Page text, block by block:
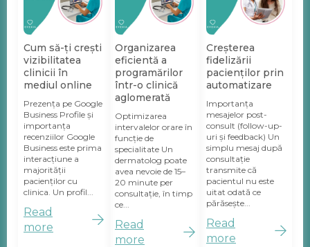
Cum să-ți crești
vizibilitatea
clinicii în
mediul online
Prezența pe Google
Business Profile și
importanța
recenziilor Google
Business este prima
interacțiune a
majorității
pacienților cu
clinica. Un profil...
Read
more
Organizarea
eficientă a
programărilor
într-o clinică
aglomerată
Optimizarea
intervalelor orare în
funcție de
specialitate Un
dermatolog poate
avea nevoie de 15–
20 minute per
consultație, în timp
ce...
Read
more
Creșterea
fidelizării
pacienților prin
automatizare
Importanța
mesajelor post-
consult (follow-up-
uri și feedback) Un
simplu mesaj după
consultație
transmite că
pacientul nu este
uitat odată ce
părăsește...
Read
more